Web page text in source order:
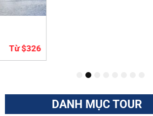
5
DANH MỤC TOUR